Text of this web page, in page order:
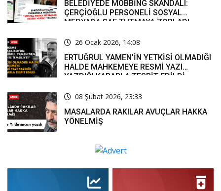
BELEDİYEDE MOBBİNG SKANDALI:
ÇERÇİOĞLU PERSONELİ SOSYAL
MEDYADA SAF TUTMAYA ZORLADI
26 Ocak 2026, 14:08
ERTUĞRUL YAMEN'İN YETKİSİ OLMADIĞI
HALDE MAHKEMEYE RESMİ YAZI
YAZDIĞI KARARLA TESPİT EDİLDİ
08 Şubat 2026, 23:33
MASALARDA RAKILAR AVUÇLAR HAKKA
YÖNELMİŞ